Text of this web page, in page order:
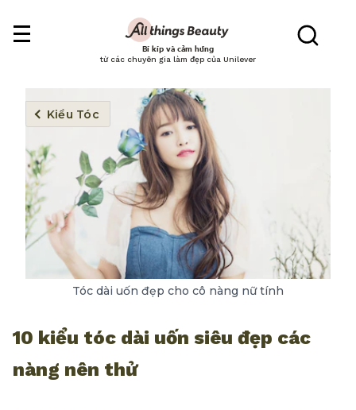
Bí kíp và cảm hứng
từ các chuyên gia làm đẹp của Unilever
Kiểu Tóc
Tóc dài uốn đẹp cho cô nàng nữ tính
10 kiểu tóc dài uốn siêu đẹp các
nàng nên thử